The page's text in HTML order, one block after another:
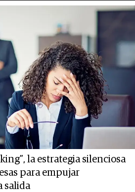
la estrategia silenciosa
para empujar
salida